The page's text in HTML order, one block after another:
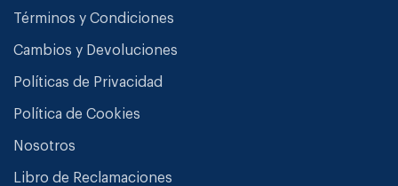
Términos y Condiciones
Cambios y Devoluciones
Políticas de Privacidad
Política de Cookies
Nosotros
Libro de Reclamaciones